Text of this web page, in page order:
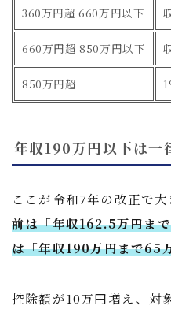
360万円超 660万円以下
660万円超 850万円以下
850万円超
年収190万円以下は一
ここが令和7年の改正で
前は「年収162.5万円ま
は「年収190万円まで65
控除額が10万円増え、対